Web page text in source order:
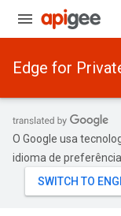
Edge for
O Google usa
idioma de